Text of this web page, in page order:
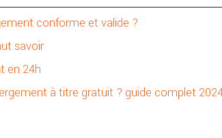
conforme et valide ?
savoir
en 24h
à titre gratuit ? guide complet